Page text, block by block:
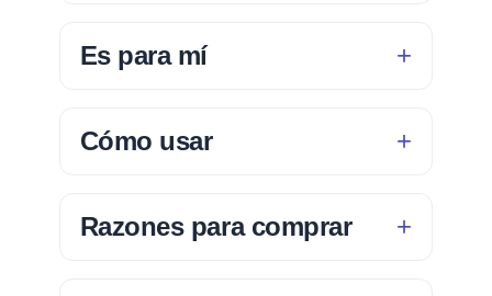
Es para mí
Cómo usar
Razones para comprar